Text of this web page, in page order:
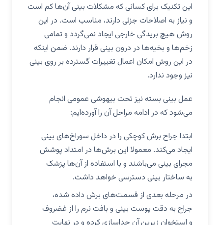
این تکنیک برای کسانی که مشکلات بینی آن‌ها کم است
و نیاز به اصلاحات جزئی دارند، مناسب است. در این
روش هیچ بریدگی خارجی ایجاد نمی‌گردد و تمامی
زخم‌ها و بخیه‌ها در درون بینی قرار دارند. ضمن اینکه
در این روش امکان اعمال تغییرات گسترده‌ بر روی بینی
نیز وجود ندارد.
عمل بینی بسته نیز تحت بیهوشی عمومی انجام
می‌شود که در ادامه مراحل آن را آورده‌ایم:
ابتدا جراح برش کوچکی را در داخل سوراخ‌های بینی
ایجاد می‌کند. معمولا این برش‌ها در امتداد پوشش
مجرای بینی می‌باشند و با استفاده از آن‌ها پزشک
به ساختار بینی دسترسی خواهد داشت.
در مرحله بعدی از قسمت‌های برش داده شده،
جراح به دقت پوست بینی و بافت نرم را از غضروف